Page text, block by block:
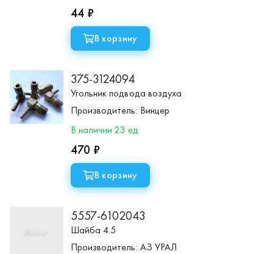
44 ₽
В корзину
375-3124094
Угольник подвода воздуха
Производитель: Винцер
В наличии 23 ед
470 ₽
В корзину
5557-6102043
Шайба 4.5
Производитель: АЗ УРАЛ